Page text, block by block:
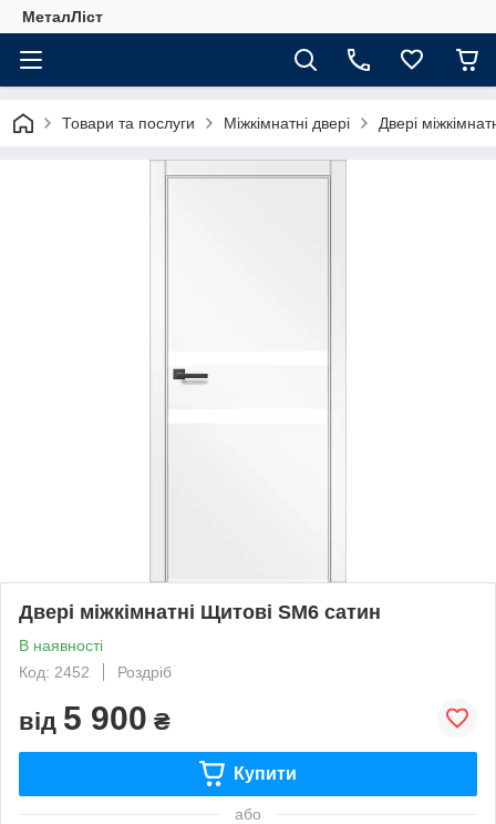
МеталЛіст
Товари та послуги Міжкімнатні двері Двері
Двері міжкімнатні Щитові SM6 сатин
В наявності
Код: 2452
Роздріб
від 5 900 ₴
Купити
або